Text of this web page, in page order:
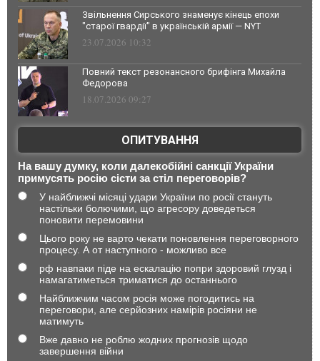
Звільнення Сирського знаменує кінець епохи
"старої гвардії" в українській армії — NYT
23.07.2026 10:32
Повний текст резонансного брифінга Михайла
Федорова
18.07.2026 09:27
ОПИТУВАННЯ
На вашу думку, коли далекобійні санкції України
примусять росію сісти за стіл переговорів?
У найближчі місяці удари України по росії стануть
настільки болючими, що агресору доведеться
поновити перемовини
Цього року не варто чекати поновлення переговорного
процесу. А от наступного - можливо все
рф навпаки піде на ескалацію попри здоровий глузд і
намагатиметься триматися до останнього
Найближчим часом росія може погодитись на
переговори, але серйозних намірів росіяни не
матимуть
Вже давно не роблю жодних прогнозів щодо
завершення війни